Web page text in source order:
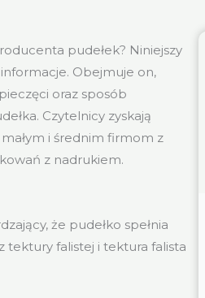
pudełek? Niniejszy
Obejmuje on,
oraz sposób
Czytelnicy zyskają
i średnim firmom z
z nadrukiem.
że pudełko spełnia
tektury falistej i tektura falista